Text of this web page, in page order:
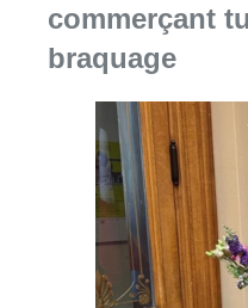
commerçant
braquage